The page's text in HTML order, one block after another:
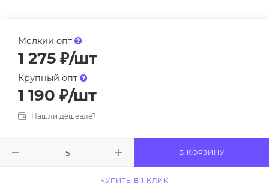
Мелкий опт
1 275 ₽/шт
Крупный опт
1 190 ₽/шт
Нашли дешевле?
В КОРЗИНУ
КУПИТЬ В 1 КЛИК